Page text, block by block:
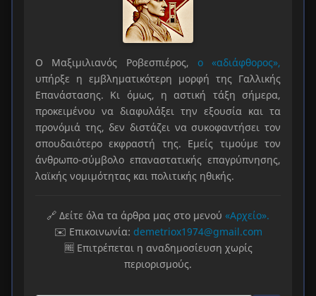
Ο Μαξιμιλιανός Ροβεσπιέρος, ο «αδιάφθορος»,
υπήρξε η εμβληματικότερη μορφή της Γαλλικής
Επανάστασης. Κι όμως, η αστική τάξη σήμερα,
προκειμένου να διαφυλάξει την εξουσία και τα
προνόμιά της, δεν διστάζει να συκοφαντήσει τον
σπουδαιότερο εκφραστή της. Εμείς τιμούμε τον
άνθρωπο-σύμβολο επαναστατικής επαγρύπνησης,
λαϊκής νομιμότητας και πολιτικής ηθικής.
🔗 Δείτε όλα τα άρθρα μας στο μενού «Αρχείο».
✉️ Επικοινωνία: demetriox1974@gmail.com
🆓 Επιτρέπεται η αναδημοσίευση χωρίς
περιορισμούς.